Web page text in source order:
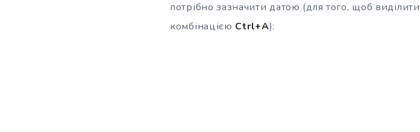
потрібно зазначити датою (для того, щоб
комбінацією Ctrl+A):